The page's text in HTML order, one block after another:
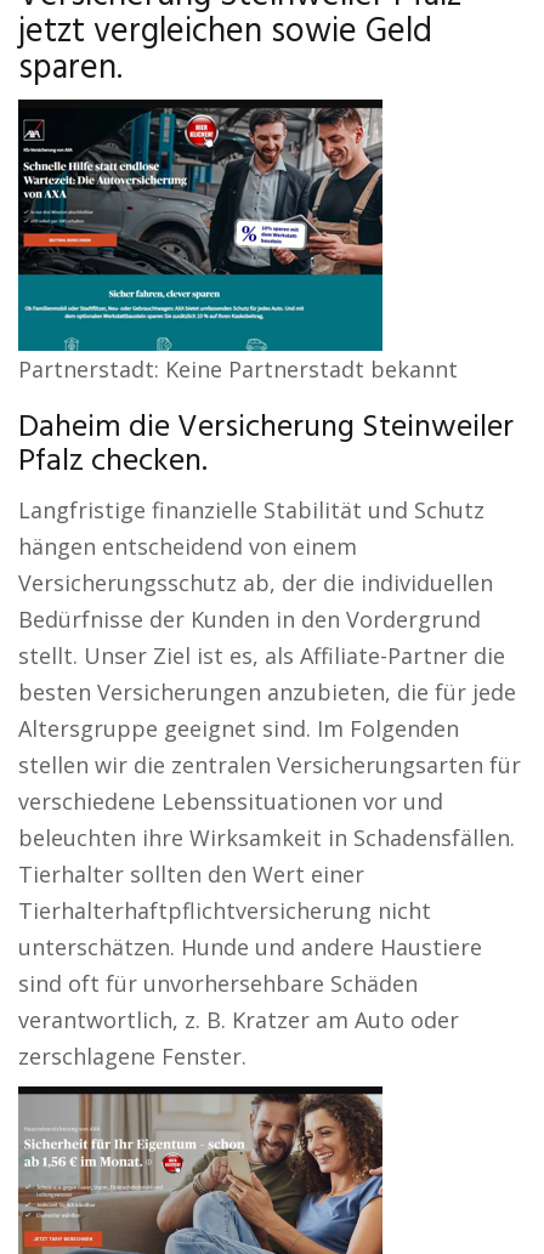
jetzt vergleichen sowie Geld
sparen.
Partnerstadt: Keine Partnerstadt bekannt
Daheim die Versicherung Steinweiler
Pfalz checken.
Langfristige finanzielle Stabilität und Schutz
hängen entscheidend von einem
Versicherungsschutz ab, der die individuellen
Bedürfnisse der Kunden in den Vordergrund
stellt. Unser Ziel ist es, als Affiliate-Partner die
besten Versicherungen anzubieten, die für jede
Altersgruppe geeignet sind. Im Folgenden
stellen wir die zentralen Versicherungsarten für
verschiedene Lebenssituationen vor und
beleuchten ihre Wirksamkeit in Schadensfällen.
Tierhalter sollten den Wert einer
Tierhalterhaftpflichtversicherung nicht
unterschätzen. Hunde und andere Haustiere
sind oft für unvorhersehbare Schäden
verantwortlich, z. B. Kratzer am Auto oder
zerschlagene Fenster.